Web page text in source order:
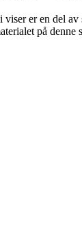
er en del
på